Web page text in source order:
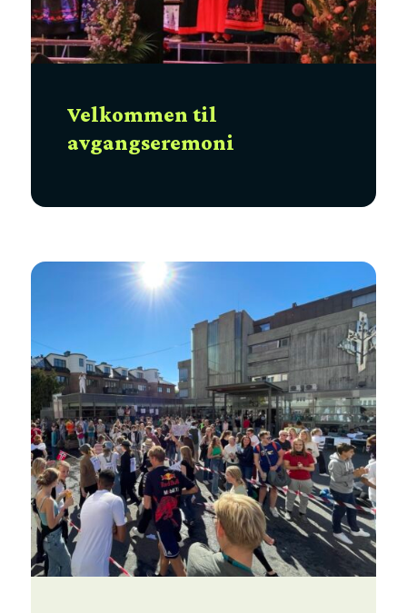
Velkommen til
avgangseremoni